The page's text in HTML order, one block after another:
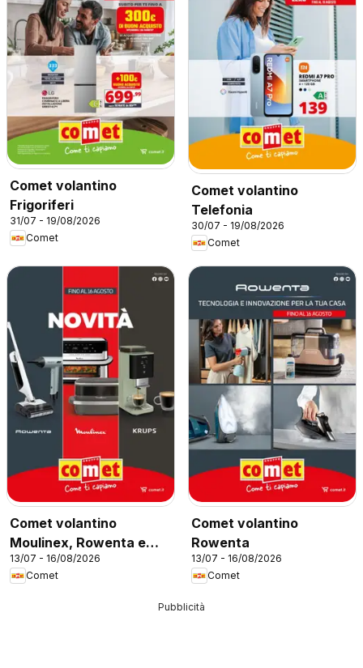
Comet volantino
Frigoriferi
31/07 - 19/08/2026
Comet
Comet volantino
Telefonia
30/07 - 19/08/2026
Comet
Comet volantino
Moulinex, Rowenta e
Krups
13/07 - 16/08/2026
Comet
Comet volantino
Rowenta
13/07 - 16/08/2026
Comet
Pubblicità